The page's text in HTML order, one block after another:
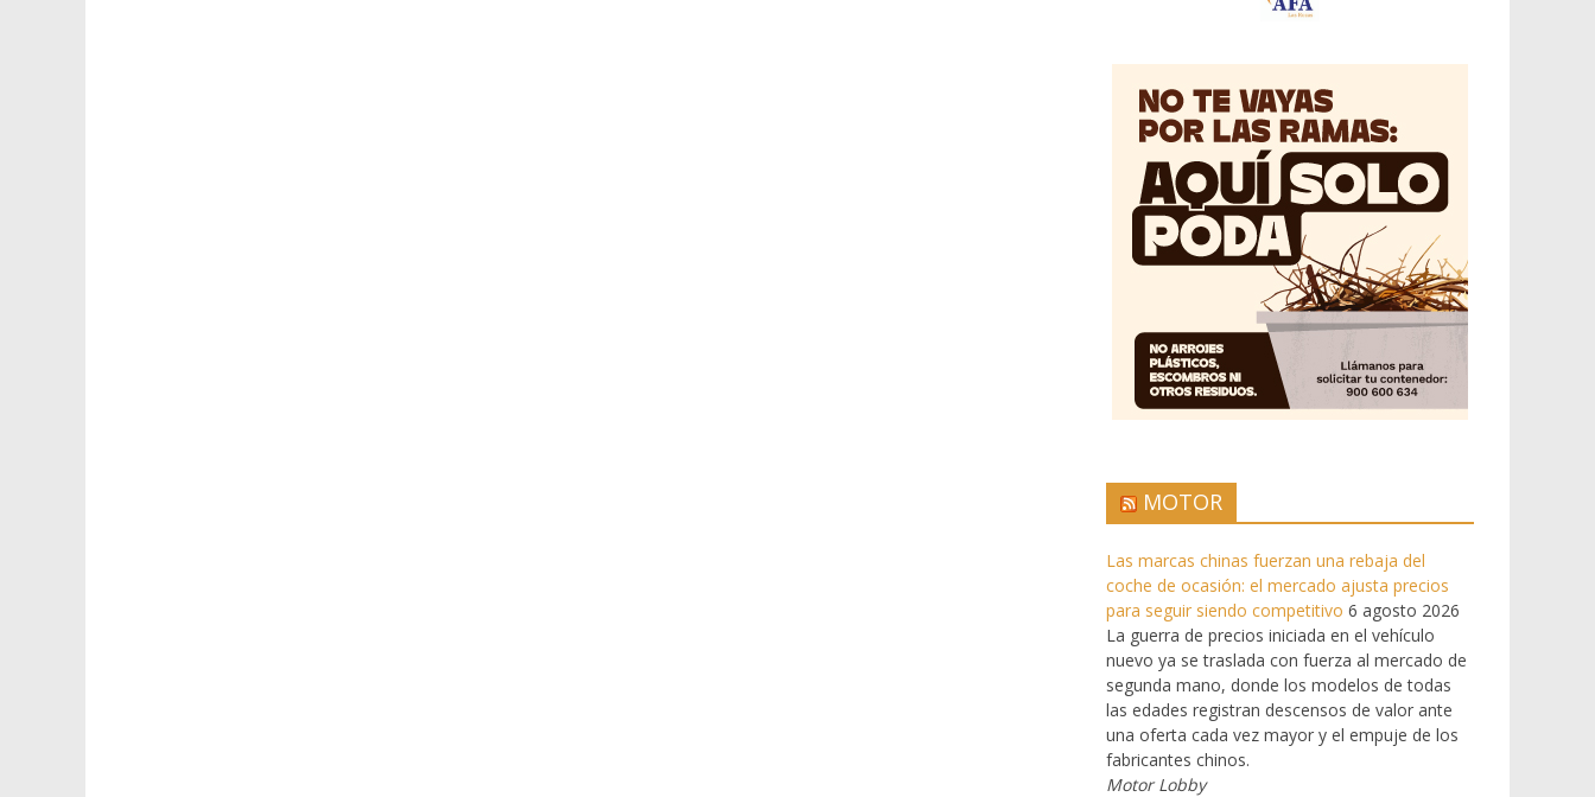
MOTOR
Las marcas chinas fuerzan una rebaja del
coche de ocasión: el mercado ajusta precios
para seguir siendo competitivo 6 agosto 2026
La guerra de precios iniciada en el vehículo
nuevo ya se traslada con fuerza al mercado de
segunda mano, donde los modelos de todas
las edades registran descensos de valor ante
una oferta cada vez mayor y el empuje de los
fabricantes chinos.
Motor Lobby